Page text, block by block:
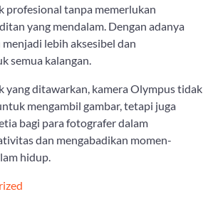
profesional tanpa memerlukan
yang mendalam. Dengan adanya
lebih aksesibel dan
semua kalangan.
yang ditawarkan, kamera Olympus tidak
mengambil gambar, tetapi juga
bagi para fotografer dalam
dan mengabadikan momen-
hidup.